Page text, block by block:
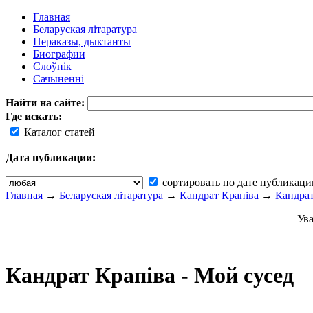
Главная
Беларуская літаратура
Пераказы, дыктанты
Биографии
Слоўнік
Сачыненні
Найти на сайте:
Где искать:
Каталог статей
Дата публикации:
сортировать по дате
Главная → Беларуская літаратура → Кандрат Крапіва →
Кандрат Крапіва - Мой сусед